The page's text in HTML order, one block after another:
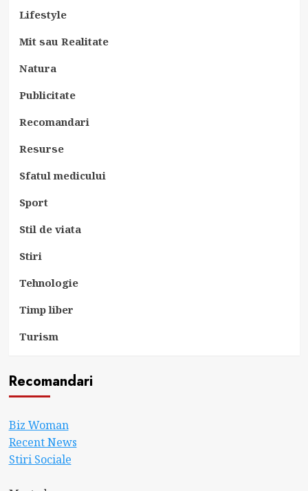
Lifestyle
Mit sau Realitate
Natura
Publicitate
Recomandari
Resurse
Sfatul medicului
Sport
Stil de viata
Stiri
Tehnologie
Timp liber
Turism
Recomandari
Biz Woman
Recent News
Stiri Sociale